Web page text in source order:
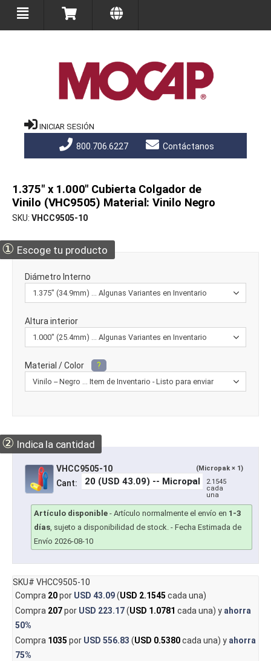
INICIAR SESIÓN
800.706.6227 Contáctanos
1.375" x 1.000" Cubierta Colgador de
Vinilo (VHC9505) Material: Vinilo Negro
SKU VHCC9505-10
① Escoge tu producto
Diámetro Interno
Altura interior
Material / Color ?
② Indica la cantidad
VHCC9505-10 (Micropak × 1)
Cant:
2.1545
cada
una
Artículo disponible - Artículo normalmente el envío en 1-3
días, sujeto a disponibilidad de stock. - Fecha Estimada de
Envío 2026-08-10
SKU# VHCC9505-10
Compra 20por USD 43.09(USD 2.1545 cada una)
Compra 207por USD 223.17(USD 1.0781 cada una) y ahorra
50%
Compra 1035 por USD 556.83 (USD 0.5380cada una) y ahorra
75%